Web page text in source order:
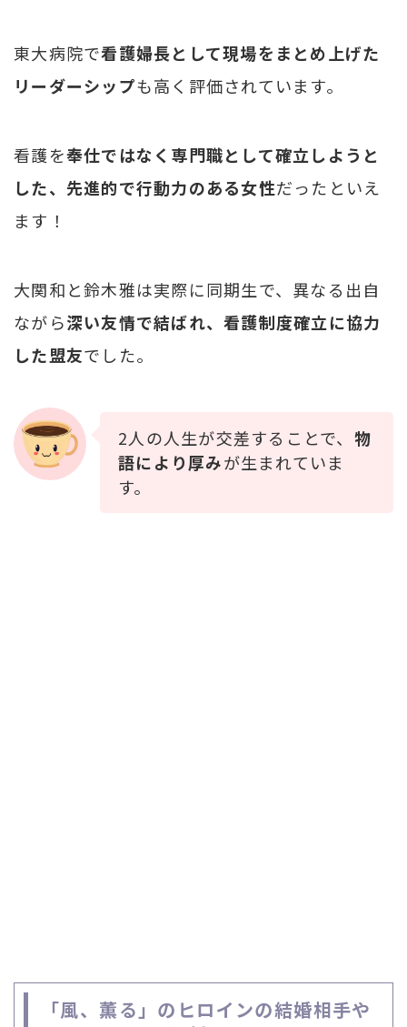
東大病院で看護婦長として現場をまとめ上げた
リーダーシップも高く評価されています。
看護を奉仕ではなく専門職として確立しようと
した、先進的で行動力のある女性だったといえ
ます！
大関和と鈴木雅は実際に同期生で、異なる出自
ながら深い友情で結ばれ、看護制度確立に協力
した盟友でした。
2人の人生が交差することで、 物
語により厚みが生まれていま
す。
「風、薫る」のヒロインの結婚相手や